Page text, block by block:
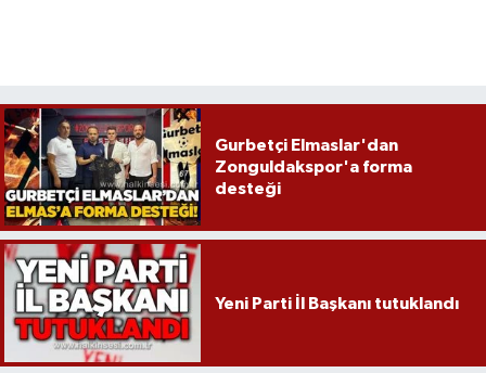
Gurbetçi Elmaslar'dan
Zonguldakspor'a forma
desteği
Yeni Parti İl Başkanı tutuklandı